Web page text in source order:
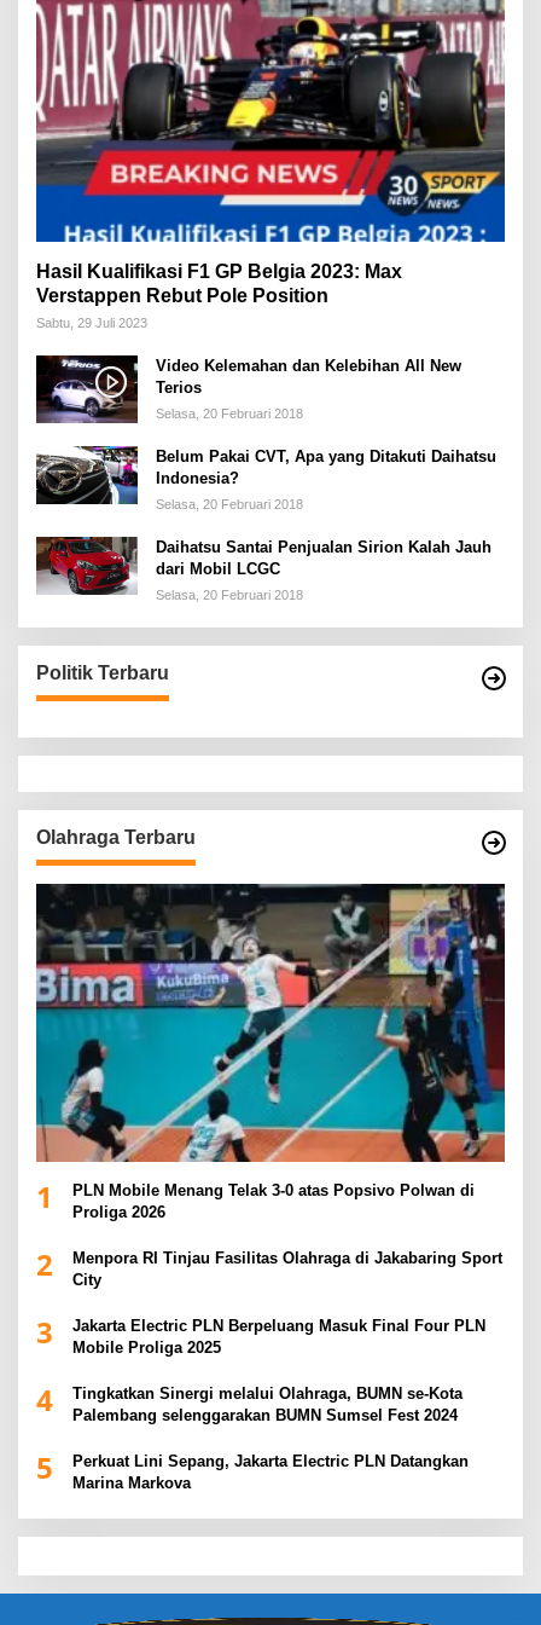
Hasil Kualifikasi F1 GP Belgia 2023: Max
Verstappen Rebut Pole Position
Sabtu, 29 Juli 2023
Video Kelemahan dan Kelebihan All New
Terios
Selasa, 20 Februari 2018
Belum Pakai CVT, Apa yang Ditakuti Daihatsu
Indonesia?
Selasa, 20 Februari 2018
Daihatsu Santai Penjualan Sirion Kalah Jauh
dari Mobil LCGC
Selasa, 20 Februari 2018
Politik Terbaru
Olahraga Terbaru
1
PLN Mobile Menang Telak 3-0 atas Popsivo Polwan di
Proliga 2026
2
Menpora RI Tinjau Fasilitas Olahraga di Jakabaring Sport
City
3
Jakarta Electric PLN Berpeluang Masuk Final Four PLN
Mobile Proliga 2025
4
Tingkatkan Sinergi melalui Olahraga, BUMN se-Kota
Palembang selenggarakan BUMN Sumsel Fest 2024
5
Perkuat Lini Sepang, Jakarta Electric PLN Datangkan
Marina Markova
slot demo